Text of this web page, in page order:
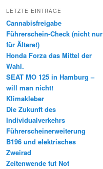
LETZTE EINTRÄGE
Cannabisfreigabe
Führerschein-Check (nicht nur
für Ältere!)
Honda Forza das Mittel der
Wahl.
SEAT MO 125 in Hamburg –
will man nicht!
Klimakleber
Die Zukunft des
Individualverkehrs
Führerscheinerweiterung
B196 und elektrisches
Zweirad
Zeitenwende tut Not